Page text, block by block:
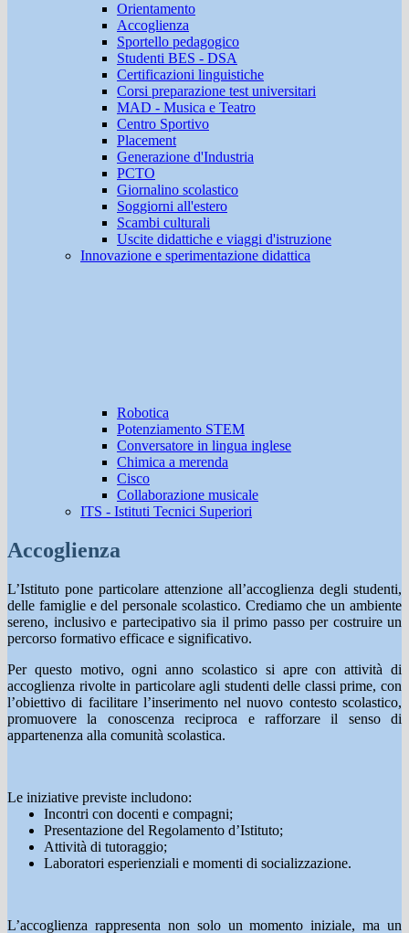
Orientamento
Accoglienza
Sportello pedagogico
Studenti BES - DSA
Certificazioni linguistiche
Corsi preparazione test universitari
MAD - Musica e Teatro
Centro Sportivo
Placement
Generazione d'Industria
PCTO
Giornalino scolastico
Soggiorni all'estero
Scambi culturali
Uscite didattiche e viaggi d'istruzione
Innovazione e sperimentazione didattica
Robotica
Potenziamento STEM
Conversatore in lingua inglese
Chimica a merenda
Cisco
Collaborazione musicale
ITS - Istituti Tecnici Superiori
Accoglienza
L’Istituto pone particolare attenzione all’accoglienza degli studenti,
delle famiglie e del personale scolastico. Crediamo che un ambiente
sereno, inclusivo e partecipativo sia il primo passo per costruire un
percorso formativo efficace e significativo.
Per questo motivo, ogni anno scolastico si apre con attività di
accoglienza rivolte in particolare agli studenti delle classi prime, con
l’obiettivo di facilitare l’inserimento nel nuovo contesto scolastico,
promuovere la conoscenza reciproca e rafforzare il senso di
appartenenza alla comunità scolastica.
Le iniziative previste includono:
Incontri con docenti e compagni;
Presentazione del Regolamento d’Istituto;
Attività di tutoraggio;
Laboratori esperienziali e momenti di socializzazione.
L’accoglienza rappresenta non solo un momento iniziale, ma un